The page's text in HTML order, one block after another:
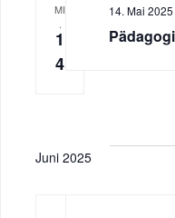
MI
1
4
14. Mai 2025
Juni 2025